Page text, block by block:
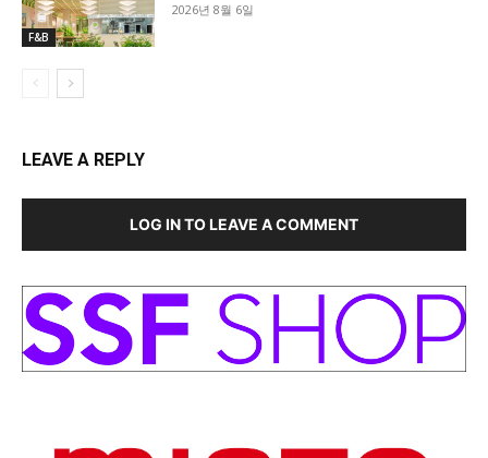
F&B
2026년 8월 6일
LEAVE A REPLY
LOG IN TO LEAVE A COMMENT